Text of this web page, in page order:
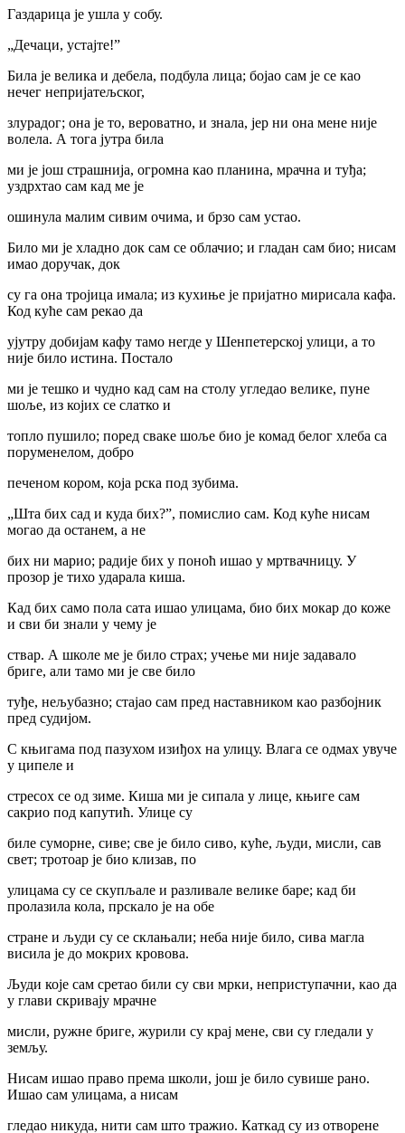
Газдарица је ушла у собу.
„Дечаци, устајте!”
Била је велика и дебела, подбула лица; бојао сам је се као
нечег непријатељског,
злурадог; она је то, вероватно, и знала, јер ни она мене није
волела. А тога јутра била
ми је још страшнија, огромна као планина, мрачна и туђа;
уздрхтао сам кад ме је
ошинула малим сивим очима, и брзо сам устао.
Било ми је хладно док сам се облачио; и гладан сам био; нисам
имао доручак, док
су га она тројица имала; из кухиње је пријатно мирисала кафа.
Код куће сам рекао да
ујутру добијам кафу тамо негде у Шенпетерској улици, а то
није било истина. Постало
ми је тешко и чудно кад сам на столу угледао велике, пуне
шоље, из којих се слатко и
топло пушило; поред сваке шоље био је комад белог хлеба са
поруменелом, добро
печеном кором, која рска под зубима.
„Шта бих сад и куда бих?”, помислио сам. Код куће нисам
могао да останем, а не
бих ни марио; радије бих у поноћ ишао у мртвачницу. У
прозор је тихо ударала киша.
Кад бих само пола сата ишао улицама, био бих мокар до коже
и сви би знали у чему је
ствар. А школе ме је било страх; учење ми није задавало
бриге, али тамо ми је све било
туђе, нељубазно; стајао сам пред наставником као разбојник
пред судијом.
С књигама под пазухом изиђох на улицу. Влага се одмах увуче
у ципеле и
стресох се од зиме. Киша ми је сипала у лице, књиге сам
сакрио под капутић. Улице су
биле суморне, сиве; све је било сиво, куће, људи, мисли, сав
свет; тротоар је био клизав, по
улицама су се скупљале и разливале велике баре; кад би
пролазила кола, прскало је на обе
стране и људи су се склањали; неба није било, сива магла
висила је до мокрих кровова.
Људи које сам сретао били су сви мрки, неприступачни, као да
у глави скривају мрачне
мисли, ружне бриге, журили су крај мене, сви су гледали у
земљу.
Нисам ишао право према школи, још је било сувише рано.
Ишао сам улицама, а нисам
гледао никуда, нити сам што тражио. Каткад су из отворене